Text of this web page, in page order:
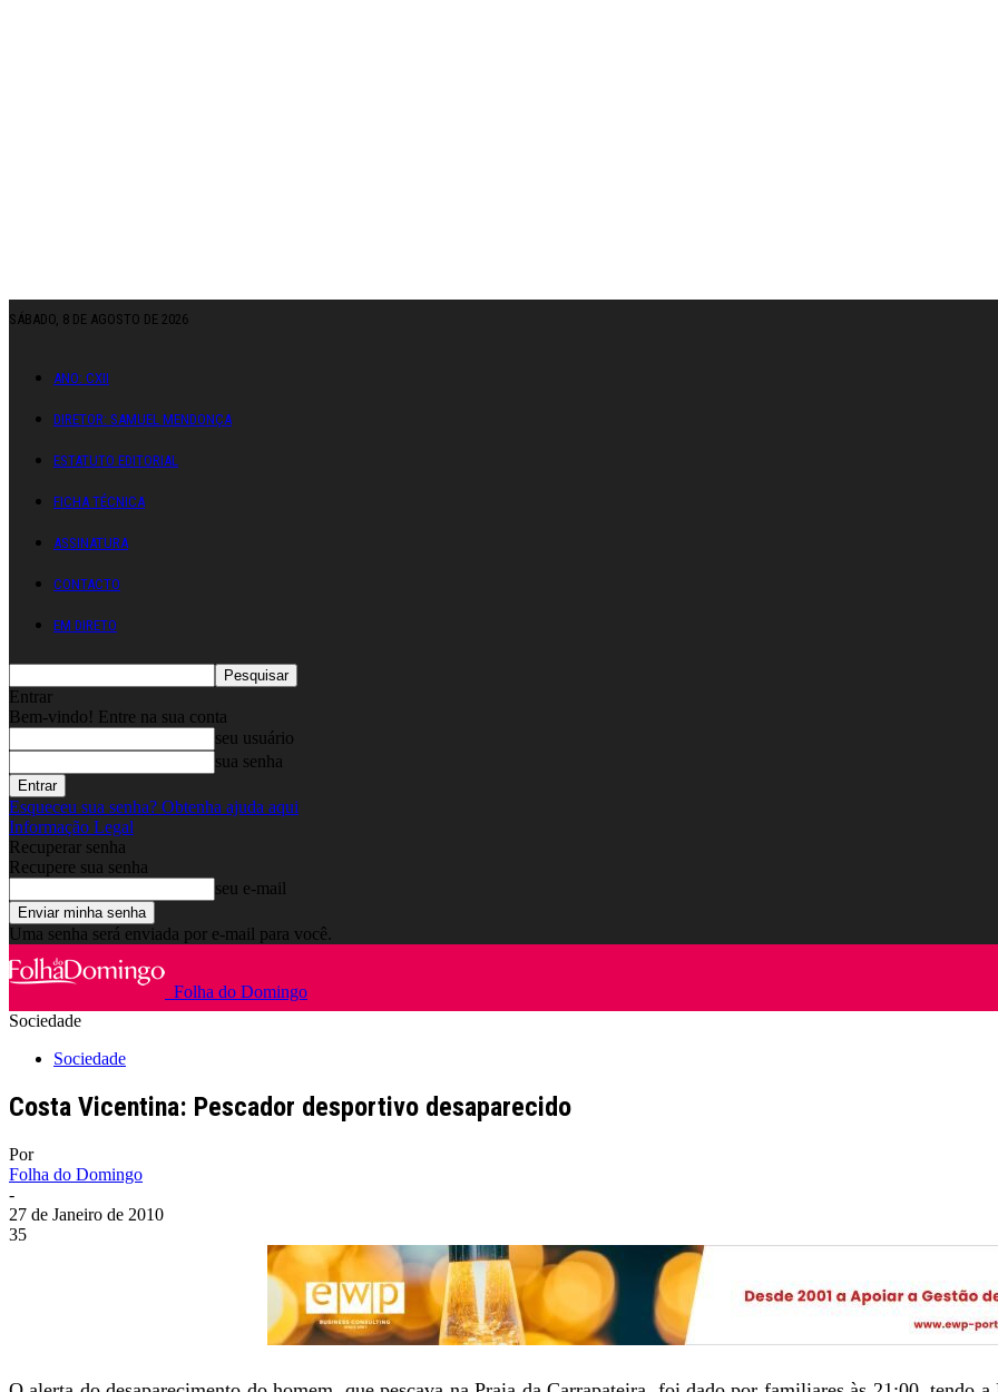
SÁBADO, 8 DE AGOSTO DE 2026
ANO: CXII
DIRETOR: SAMUEL MENDONÇA
ESTATUTO EDITORIAL
FICHA TÉCNICA
ASSINATURA
CONTACTO
EM DIRETO
Entrar
Bem-vindo! Entre na sua conta
seu usuário
sua senha
Esqueceu sua senha? Obtenha ajuda aqui
Informação Legal
Recuperar senha
Recupere sua senha
seu e-mail
Uma senha será enviada por e-mail para você.
Folha do Domingo
Sociedade
Sociedade
Costa Vicentina: Pescador desportivo desaparecido
Por
Folha do Domingo
-
27 de Janeiro de 2010
35